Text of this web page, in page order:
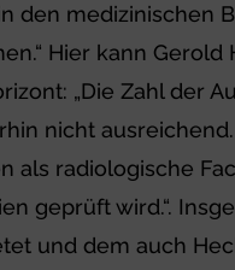
den medizinischen
Hier kann
„Die Zahl der
nicht
als radiologische
geprüft wird.“.
und dem auch